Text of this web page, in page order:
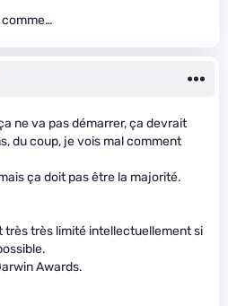
comme…
ne va pas démarrer, ça devrait
du coup, je vois mal comment
ça doit pas être la majorité.
très très limité intellectuellement si
Awards.